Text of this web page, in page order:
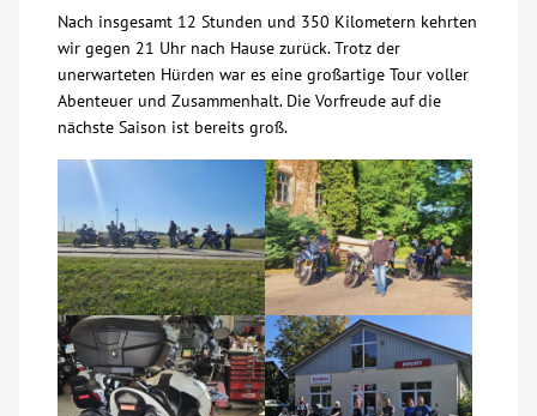
Kontakt
AWO BB Süd
Nach insgesamt 12 Stunden und 350 Kilometern kehrten
wir gegen 21 Uhr nach Hause zurück. Trotz der
unerwarteten Hürden war es eine großartige Tour voller
Abenteuer und Zusammenhalt. Die Vorfreude auf die
nächste Saison ist bereits groß.